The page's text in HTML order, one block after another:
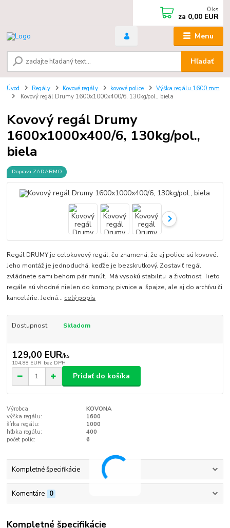
Menu
Hľadať
0 ks
za 0,00 EUR
Úvod Regály Kovové regály kovové police
Výška regálu 1600 mm
Kovový regál Drumy 1600x1000x400/6, 130kg/pol., biela
Kovový regál Drumy
1600x1000x400/6, 130kg/pol.,
biela
Doprava ZADARMO
Regál DRUMY je celokovový regál, čo znamená, že aj police sú kovové.
Jeho montáž je jednoduchá, keďže je bezskrutkový. Zostaviť regál
zvládnete sami behom pár minút. Má vysokú stabilitu a životnosť. Tieto
regále sú vhodné nielen do komory, pivnice a špajze, ale aj do archívu či
kancelárie. Jedná... celý popis
Dostupnosť Skladom
129,00 EUR/ks
104,88 EUR bez DPH
Pridať do košíka
Výrobca:
KOVONA
výška regálu:
1600
šírka regálu:
1000
hľbka regálu:
400
počet políc:
6
Kompletné špecifikácie
Komentáre 0
Kompletné špecifikácie